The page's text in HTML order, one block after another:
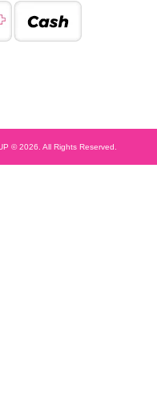
© 2026. All Rights Reserved.